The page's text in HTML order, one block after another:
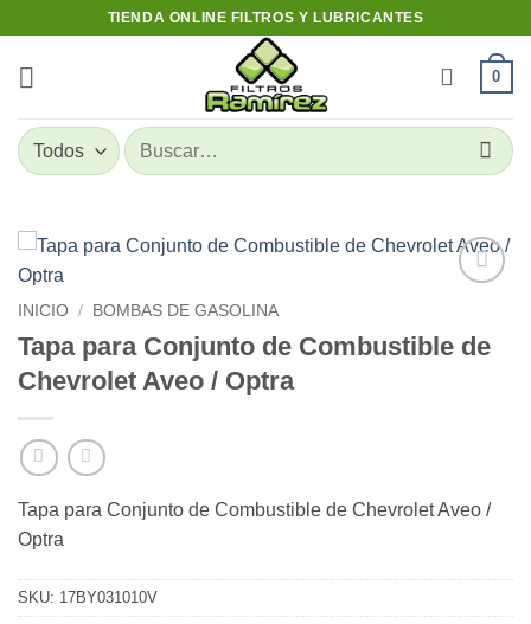
content
TIENDA ONLINE FILTROS Y LUBRICANTES
0
Buscar
por:
INICIO / BOMBAS DE GASOLINA
Tapa para Conjunto de Combustible de
Chevrolet Aveo / Optra
Tapa para Conjunto de Combustible de Chevrolet Aveo /
Optra
SKU: 17BY031010V